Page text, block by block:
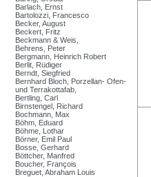
Barlach, Ernst
Bartolozzi, Francesco
Becker, August
Beckert, Fritz
Beckmann & Weis,
Behrens, Peter
Bergmann, Heinrich Robert
Berlit, Rüdiger
Berndt, Siegfried
Bernhard Bloch, Porzellan- Ofen-
und Terrakottafab,
Bertling, Carl
Birnstengel, Richard
Bochmann, Max
Böhm, Eduard
Böhme, Lothar
Börner, Emil Paul
Bosse, Gerhard
Böttcher, Manfred
Boucher, François
Breguet, Abraham Louis